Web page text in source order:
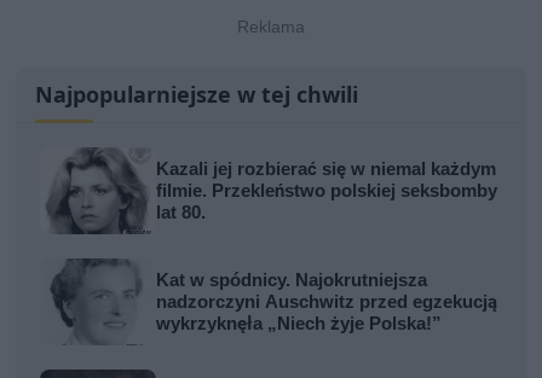
Najpopularniejsze w tej chwili
Kazali jej rozbierać się w niemal każdym
filmie. Przekleństwo polskiej seksbomby
lat 80.
Kat w spódnicy. Najokrutniejsza
nadzorczyni Auschwitz przed egzekucją
wykrzyknęła „Niech żyje Polska!”